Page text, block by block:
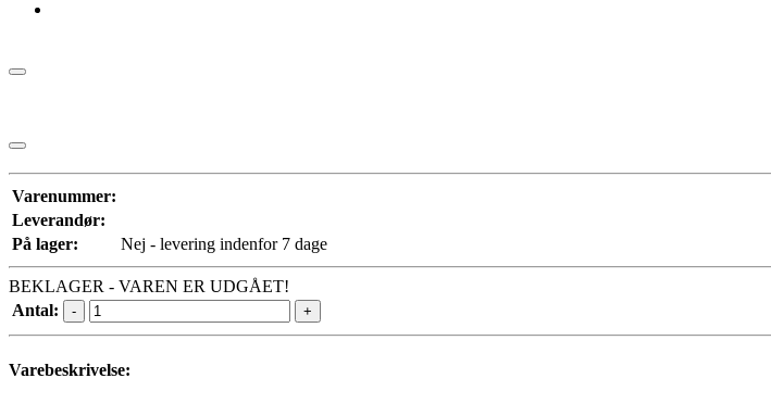
Varenummer:
Leverandør:
På lager:
Nej - levering indenfor 7 dage
BEKLAGER - VAREN ER UDGÅET!
Antal:
- +
Varebeskrivelse: